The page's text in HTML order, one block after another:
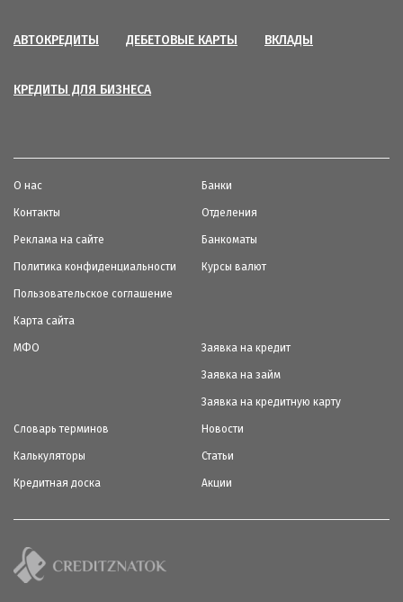
АВТОКРЕДИТЫ ДЕБЕТОВЫЕ КАРТЫ ВКЛАДЫ
КРЕДИТЫ ДЛЯ БИЗНЕСА
О нас
Контакты
Реклама на сайте
Политика конфиденциальности
Пользовательское соглашение
Карта сайта
Банки
Отделения
Банкоматы
Курсы валют
МФО Заявка на кредит
Заявка на займ
Заявка на кредитную карту
Словарь терминов
Калькуляторы
Кредитная доска
Новости
Статьи
Акции